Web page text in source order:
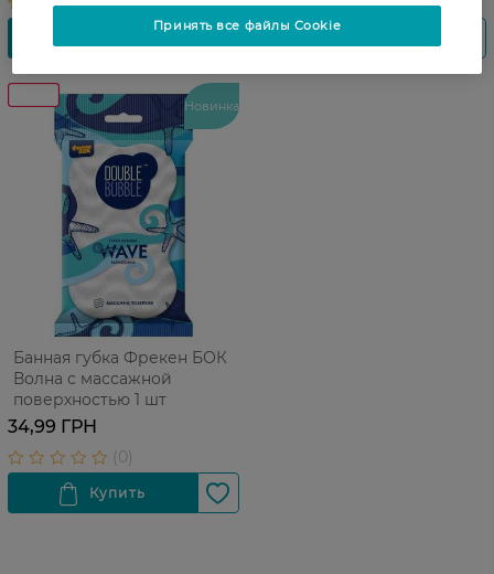
Новинка
Банная губка Фрекен БОК
Волна с массажной
поверхностью 1 шт
34,99 ГРН
Принять все файлы Cookie